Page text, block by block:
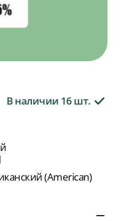
В наличии 16 шт.
(American)